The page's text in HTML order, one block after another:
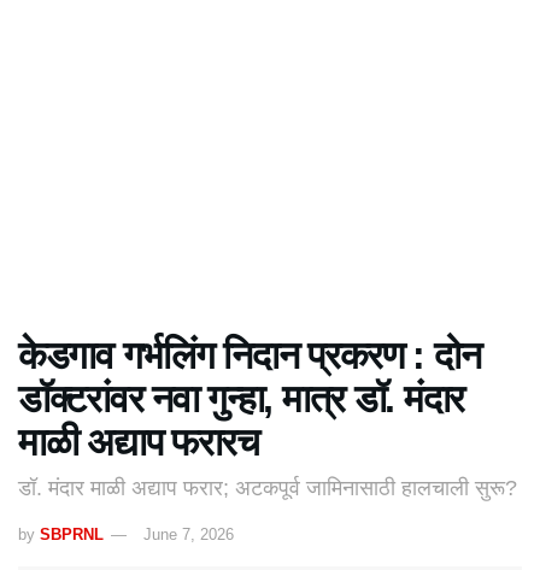
केडगाव गर्भलिंग निदान प्रकरण : दोन
डॉक्टरांवर नवा गुन्हा, मात्र डॉ. मंदार
माळी अद्याप फरारच
डॉ. मंदार माळी अद्याप फरार; अटकपूर्व जामिनासाठी हालचाली सुरू?
by SBPRNL June 7, 2026